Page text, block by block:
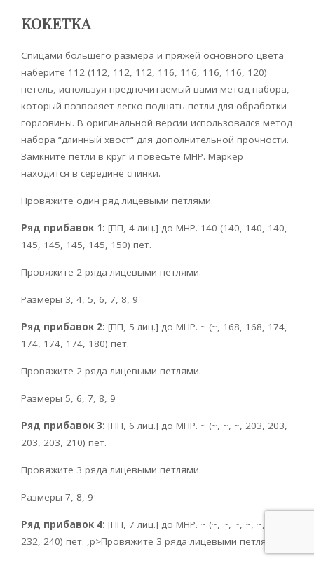
КОКЕТКА
Спицами большего размера и пряжей основного цвета
наберите 112 (112, 112, 112, 116, 116, 116, 116, 120)
петель, используя предпочитаемый вами метод набора,
который позволяет легко поднять петли для обработки
горловины. В оригинальной версии использовался метод
набора “длинный хвост“ для дополнительной прочности.
Замкните петли в круг и повесьте МНР. Маркер
находится в середине спинки.
Провяжите один ряд лицевыми петлями.
Ряд прибавок 1: [ПП, 4 лиц.] до МНР. 140 (140, 140, 140,
145, 145, 145, 145, 150) пет.
Провяжите 2 ряда лицевыми петлями.
Размеры 3, 4, 5, 6, 7, 8, 9
Ряд прибавок 2: [ПП, 5 лиц.] до МНР. ~ (~, 168, 168, 174,
174, 174, 174, 180) пет.
Провяжите 2 ряда лицевыми петлями.
Размеры 5, 6, 7, 8, 9
Ряд прибавок 3: [ПП, 6 лиц.] до МНР. ~ (~, ~, ~, 203, 203,
203, 203, 210) пет.
Провяжите 3 ряда лицевыми петлями.
Размеры 7, 8, 9
Ряд прибавок 4: [ПП, 7 лиц.] до МНР. ~ (~, ~, ~, ~, ~, 232,
232, 240) пет. ,p>Провяжите 3 ряда лицевыми петлями.